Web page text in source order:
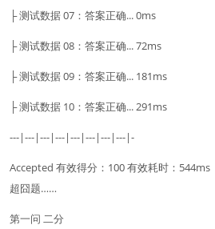
├ 测试数据 07：答案正确... 0ms
├ 测试数据 08：答案正确... 72ms
├ 测试数据 09：答案正确... 181ms
├ 测试数据 10：答案正确... 291ms
---|---|---|---|---|---|---|---|-
Accepted 有效得分：100 有效耗时：544ms
超囧题……
第一问 二分